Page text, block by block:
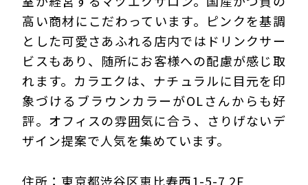
高い商材にこだわっています。ピンクを基調
とした可愛さあふれる店内ではドリンクサー
ビスもあり、随所にお客様への配慮が感じ取
れます。カラエクは、ナチュラルに目元を印
象づけるブラウンカラーがOLさんからも好
評。オフィスの雰囲気に合う、さりげないデ
ザイン提案で人気を集めています。
住所：東京都渋谷区恵比寿西1-5-7 2F